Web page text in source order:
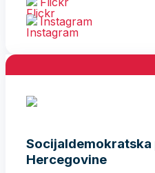
Instagram
Socijaldemokratska
Hercegovine